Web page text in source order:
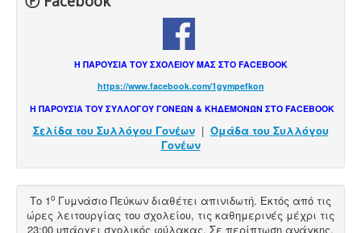
Η ΠΑΡΟΥΣΙΑ ΤΟΥ ΣΧΟΛΕΙΟΥ ΜΑΣ ΣΤΟ FACEBOOK
https://www.facebook.com/1gympefkon
Η ΠΑΡΟΥΣΙΑ ΤΟΥ ΣΥΛΛΟΓΟΥ ΓΟΝΕΩΝ & ΚΗΔΕΜΟΝΩΝ ΣΤΟ FACEBOOK
Σελίδα του Συλλόγου Γονέων| Ομάδα του Συλλόγου
Γονέων
Το 1ο Γυμνάσιο Πεύκων διαθέτει απινιδωτή. Εκτός από τις
ώρες λειτουργίας του σχολείου, τις καθημερινές μέχρι τις
23:00 υπάρχει σχολικός φύλακας. Σε περίπτωση ανάγκης,